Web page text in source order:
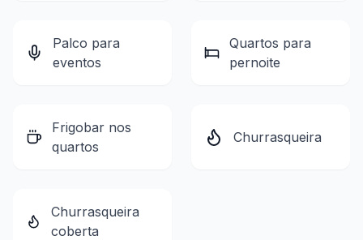
Palco para
eventos
Quartos para
pernoite
Frigobar nos
quartos
Churrasqueira
Churrasqueira
coberta